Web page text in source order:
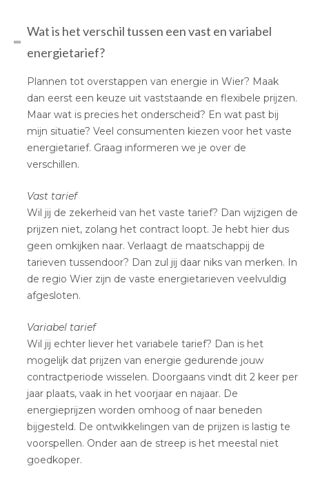
Wat is het verschil tussen een vast en variabel
energietarief?
Plannen tot overstappen van energie in Wier? Maak
dan eerst een keuze uit vaststaande en flexibele prijzen.
Maar wat is precies het onderscheid? En wat past bij
mijn situatie? Veel consumenten kiezen voor het vaste
energietarief. Graag informeren we je over de
verschillen.
Vast tarief
Wil jij de zekerheid van het vaste tarief? Dan wijzigen de
prijzen niet, zolang het contract loopt. Je hebt hier dus
geen omkijken naar. Verlaagt de maatschappij de
tarieven tussendoor? Dan zul jij daar niks van merken. In
de regio Wier zijn de vaste energietarieven veelvuldig
afgesloten.
Variabel tarief
Wil jij echter liever het variabele tarief? Dan is het
mogelijk dat prijzen van energie gedurende jouw
contractperiode wisselen. Doorgaans vindt dit 2 keer per
jaar plaats, vaak in het voorjaar en najaar. De
energieprijzen worden omhoog of naar beneden
bijgesteld. De ontwikkelingen van de prijzen is lastig te
voorspellen. Onder aan de streep is het meestal niet
goedkoper.